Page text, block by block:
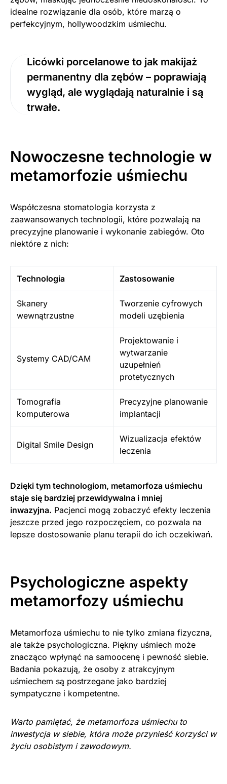
idealne rozwiązanie dla osób, które marzą o
perfekcyjnym, hollywoodzkim uśmiechu.
Licówki porcelanowe to jak makijaż
permanentny dla zębów – poprawiają
wygląd, ale wyglądają naturalnie i są
trwałe.
Nowoczesne technologie w
metamorfozie uśmiechu
Współczesna stomatologia korzysta z
zaawansowanych technologii, które pozwalają na
precyzyjne planowanie i wykonanie zabiegów. Oto
niektóre z nich:
Technologia Zastosowanie
Skanery
wewnątrzustne
Tworzenie cyfrowych
modeli uzębienia
Systemy CAD/CAM
Projektowanie i
wytwarzanie
uzupełnień
protetycznych
Tomografia
komputerowa
Precyzyjne planowanie
implantacji
Digital Smile Design
Wizualizacja efektów
leczenia
Dzięki tym technologiom, metamorfoza uśmiechu
staje się bardziej przewidywalna i mniej
inwazyjna. Pacjenci mogą zobaczyć efekty leczenia
jeszcze przed jego rozpoczęciem, co pozwala na
lepsze dostosowanie planu terapii do ich oczekiwań.
Psychologiczne aspekty
metamorfozy uśmiechu
Metamorfoza uśmiechu to nie tylko zmiana fizyczna,
ale także psychologiczna. Piękny uśmiech może
znacząco wpłynąć na samoocenę i pewność siebie.
Badania pokazują, że osoby z atrakcyjnym
uśmiechem są postrzegane jako bardziej
sympatyczne i kompetentne.
Warto pamiętać, że metamorfoza uśmiechu to
inwestycja w siebie, która może przynieść korzyści w
życiu osobistym i zawodowym.